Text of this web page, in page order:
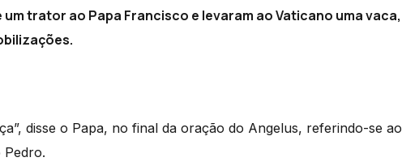
trator ao Papa Francisco e levaram ao Vaticano uma vaca,
disse o Papa, no final da oração do Angelus, referindo-se ao
Pedro.